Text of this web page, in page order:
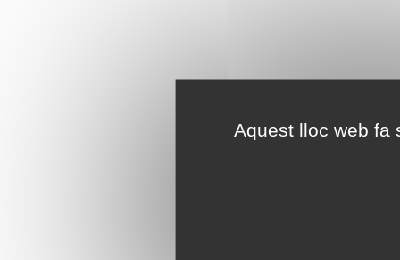
Aquest lloc web fa